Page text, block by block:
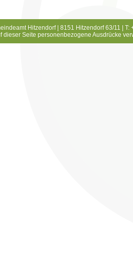
Hitzendorf | 8151 Hitzendorf 63/11 |
dieser Seite personenbezogene Ausdrücke